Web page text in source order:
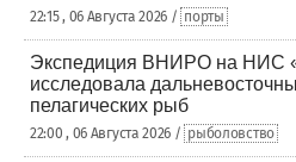
22:15 , 06 Августа 2026 / порты
Экспедиция ВНИРО на НИС
исследовала
пелагических рыб
22:00 , 06 Августа 2026 / рыболовство